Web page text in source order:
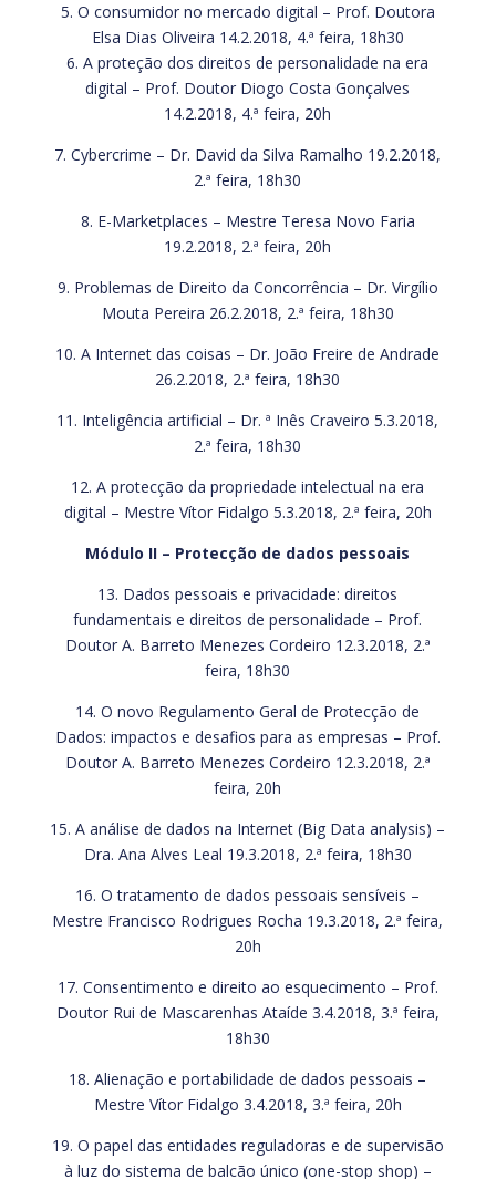
5. O consumidor no mercado digital – Prof. Doutora
Elsa Dias Oliveira 14.2.2018, 4.ª feira, 18h30
6. A proteção dos direitos de personalidade na era
digital – Prof. Doutor Diogo Costa Gonçalves
14.2.2018, 4.ª feira, 20h
7. Cybercrime – Dr. David da Silva Ramalho 19.2.2018,
2.ª feira, 18h30
8. E-Marketplaces – Mestre Teresa Novo Faria
19.2.2018, 2.ª feira, 20h
9. Problemas de Direito da Concorrência – Dr. Virgílio
Mouta Pereira 26.2.2018, 2.ª feira, 18h30
10. A Internet das coisas – Dr. João Freire de Andrade
26.2.2018, 2.ª feira, 18h30
11. Inteligência artificial – Dr. ª Inês Craveiro 5.3.2018,
2.ª feira, 18h30
12. A protecção da propriedade intelectual na era
digital – Mestre Vítor Fidalgo 5.3.2018, 2.ª feira, 20h
Módulo II – Protecção de dados pessoais
13. Dados pessoais e privacidade: direitos
fundamentais e direitos de personalidade – Prof.
Doutor A. Barreto Menezes Cordeiro 12.3.2018, 2.ª
feira, 18h30
14. O novo Regulamento Geral de Protecção de
Dados: impactos e desafios para as empresas – Prof.
Doutor A. Barreto Menezes Cordeiro 12.3.2018, 2.ª
feira, 20h
15. A análise de dados na Internet (Big Data analysis) –
Dra. Ana Alves Leal 19.3.2018, 2.ª feira, 18h30
16. O tratamento de dados pessoais sensíveis –
Mestre Francisco Rodrigues Rocha 19.3.2018, 2.ª feira,
20h
17. Consentimento e direito ao esquecimento – Prof.
Doutor Rui de Mascarenhas Ataíde 3.4.2018, 3.ª feira,
18h30
18. Alienação e portabilidade de dados pessoais –
Mestre Vítor Fidalgo 3.4.2018, 3.ª feira, 20h
19. O papel das entidades reguladoras e de supervisão
à luz do sistema de balcão único (one-stop shop) –